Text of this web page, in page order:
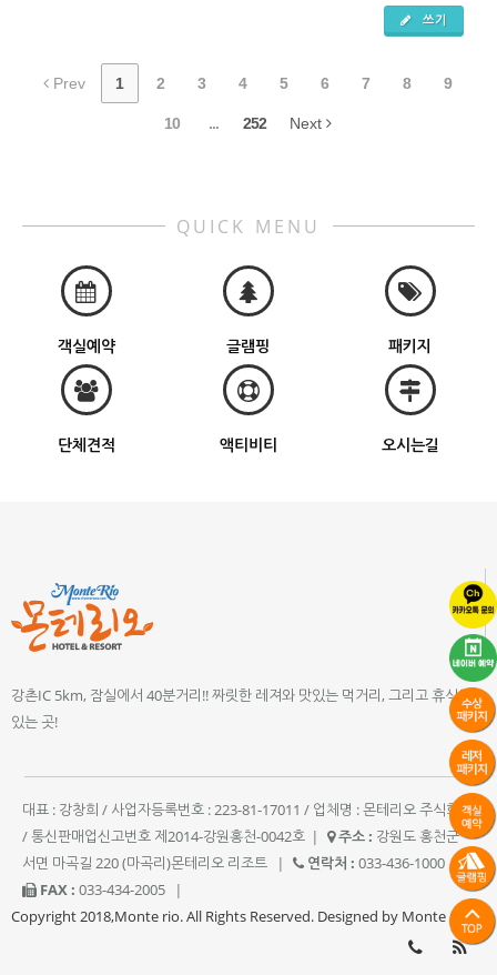
쓰기
Prev 1 2 3 4 5 6 7 8 9
10 ... 252 Next
QUICK MENU
객실예약 글램핑 패키지
단체견적 액티비티 오시는길
강촌IC 5km, 잠실에서 40분거리!! 짜릿한 레져와 맛있는 먹거리, 그리고 휴식이
있는 곳!
대표 : 강창희 / 사업자등록번호 : 223-81-17011 / 업체명 : 몬테리오 주식회사
/ 통신판매업신고번호 제2014-강원홍천-0042호 | 주소 : 강원도 홍천군
서면 마곡길 220 (마곡리)몬테리오 리조트
| 연락처 : 033-436-1000
|
FAX : 033-434-2005
|
Copyright 2018,Monte rio. All Rights Reserved. Designed by Monte rio.